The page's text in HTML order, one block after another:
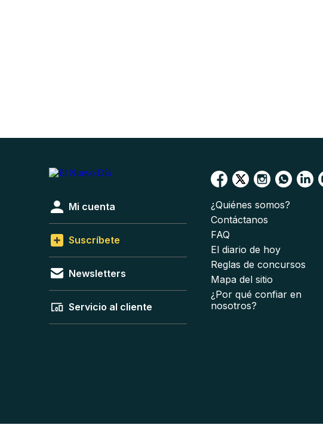
Mi cuenta
Suscríbete
Newsletters
Servicio al cliente
¿Quiénes somos?
Contáctanos
FAQ
El diario de hoy
Reglas de concursos
Mapa del sitio
¿Por qué confiar en
nosotros?